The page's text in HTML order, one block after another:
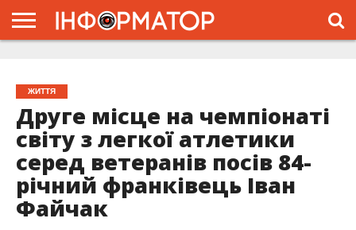
ЖИТТЯ
Друге місце на чемпіонаті
світу з легкої атлетики
серед ветеранів посів 84-
річний франківець Іван
Файчак